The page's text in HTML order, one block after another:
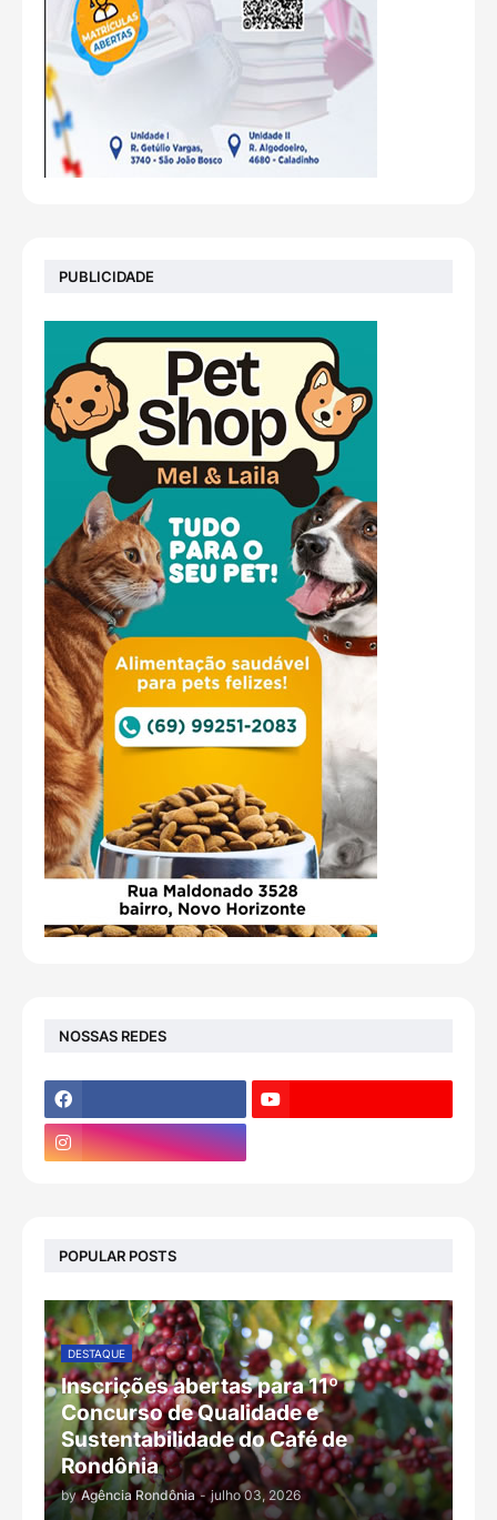
PUBLICIDADE
NOSSAS REDES
POPULAR POSTS
DESTAQUE
Inscrições abertas para 11º
Concurso de Qualidade e
Sustentabilidade do Café de
Rondônia
by Agência Rondônia - julho 03, 2026